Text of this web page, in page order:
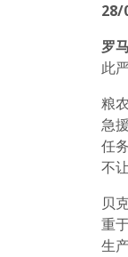
28/
罗
此
粮
急
任
不
贝
重
生产